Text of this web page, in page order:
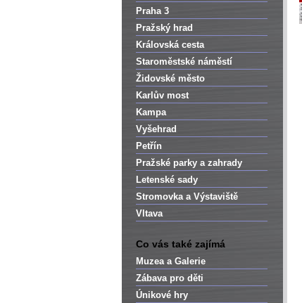
Praha 3
Pražský hrad
Královská cesta
Staroměstské náměstí
Židovské město
Karlův most
Kampa
Vyšehrad
Petřín
Pražské parky a zahrady
Letenské sady
Stromovka a Výstaviště
Vltava
Co vás také zajímá
Muzea a Galerie
Zábava pro děti
Únikové hry